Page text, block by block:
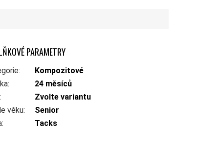
PARAMETRY
:
Kompozitové
:
24 měsíců
:
Zvolte variantu
věku:
Senior
: Tacks